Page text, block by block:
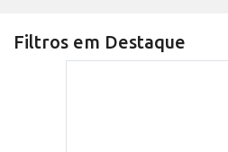
Filtros em Destaque